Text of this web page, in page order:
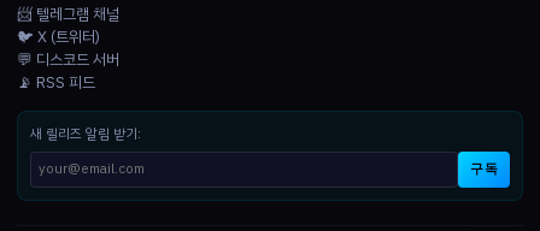
📨 텔레그램 채널
🐦 X (트위터)
💬 디스코드 서버
📡 RSS 피드
새 릴리즈 알림 받기:
구독